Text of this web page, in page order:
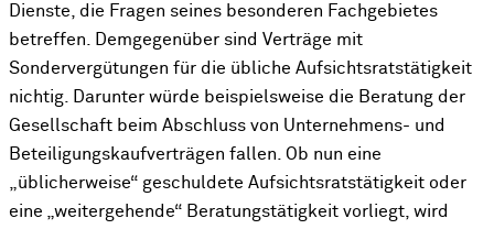
Dienste, die Fragen seines besonderen Fachgebietes
betreffen. Demgegenüber sind Verträge mit
Sondervergütungen für die übliche Aufsichtsratstätigkeit
nichtig. Darunter würde beispielsweise die Beratung der
Gesellschaft beim Abschluss von Unternehmens- und
Beteiligungskaufverträgen fallen. Ob nun eine
„üblicherweise“ geschuldete Aufsichtsratstätigkeit oder
eine „weitergehende“ Beratungstätigkeit vorliegt, wird